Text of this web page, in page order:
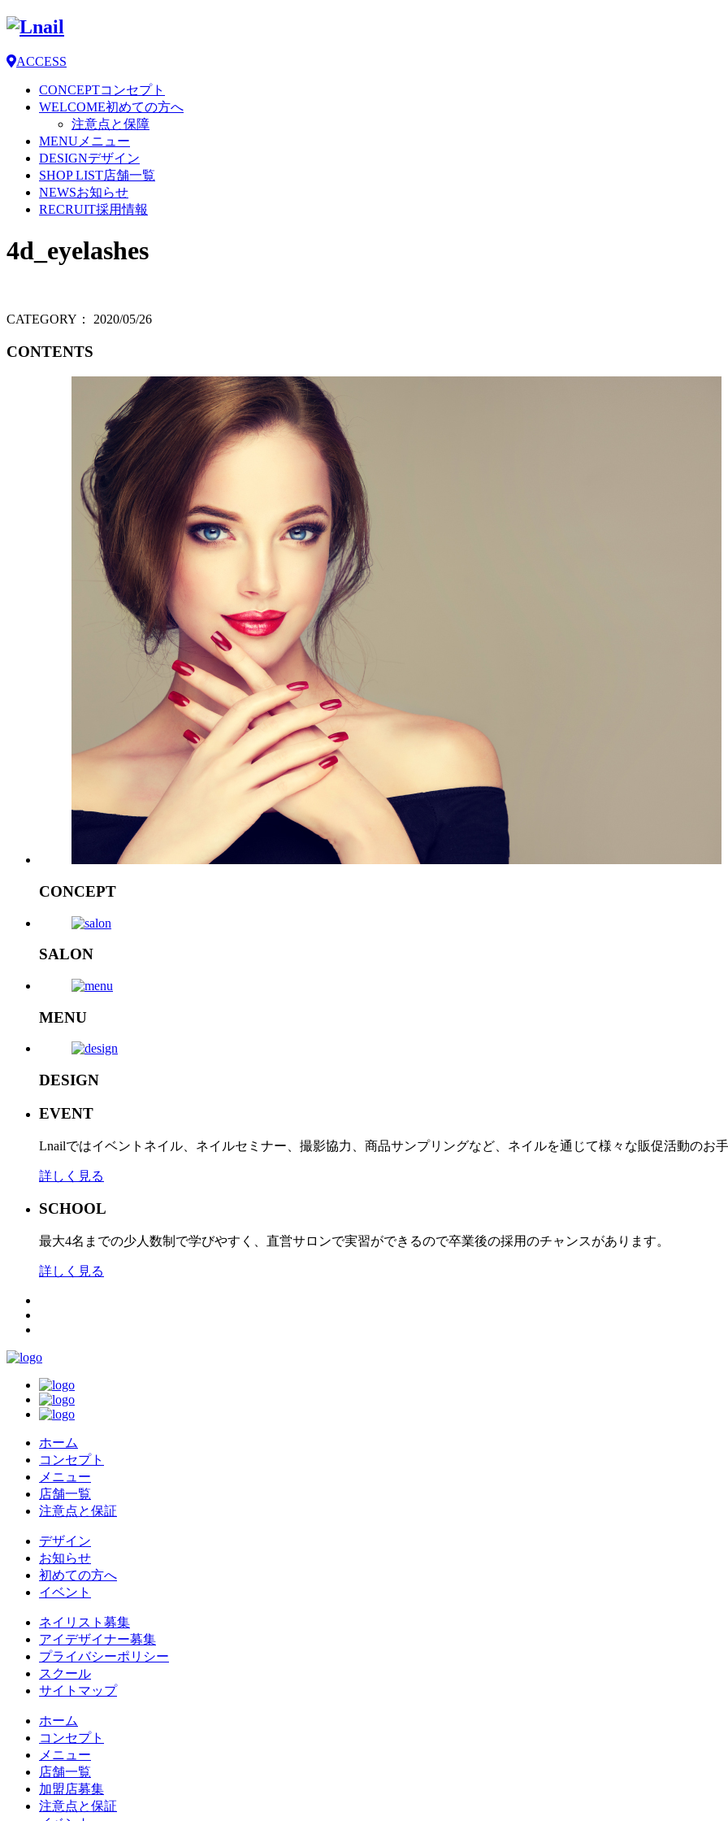
ACCESS
CONCEPTコンセプト
WELCOME初めての方へ
注意点と保障
MENU メニュー
DESIGNデザイン
SHOP LIST店舗一覧
NEWSお知らせ
RECRUIT採用情報
4d_eyelashes
CATEGORY： 2020/05/26
CONTENTS
CONCEPT
SALON
MENU
DESIGN
EVENT
Lnailではイベントネイル、ネイルセミナー、撮影協力、商品サンプリングなど、ネイルを通じて様々な販促活動のお手
詳しく見る
SCHOOL
最大4名までの少人数制で学びやすく、直営サロンで実習ができるので卒業後の採用のチャンスがあります。
詳しく見る
ホーム
コンセプト
メニュー
店舗一覧
注意点と保証
デザイン
お知らせ
初めての方へ
イベント
ネイリスト募集
アイデザイナー募集
プライバシーポリシー
スクール
サイトマップ
ホーム
コンセプト
メニュー
店舗一覧
加盟店募集
注意点と保証